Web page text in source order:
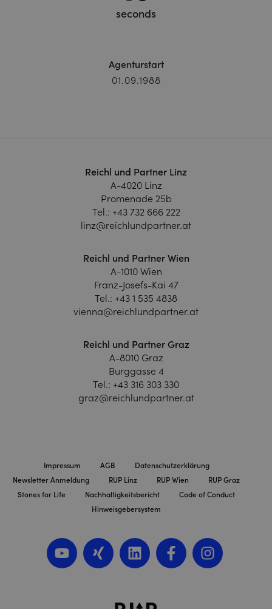
seconds
Agenturstart
01.09.1988
Reichl und Partner Linz
A-4020 Linz
Promenade 25b
Tel.: +43 732 666 222
linz@reichlundpartner.at
Reichl und Partner Wien
A-1010 Wien
Franz-Josefs-Kai 47
Tel.: +43 1 535 4838
vienna@reichlundpartner.at
Reichl und Partner Graz
A-8010 Graz
Burggasse 4
Tel.: +43 316 303 330
graz@reichlundpartner.at
Impressum AGB
Datenschutzerklärung
Newsletter Anmeldung
RUP Linz RUP Wien
RUP Graz
Stones for Life
Nachhaltigkeitsbericht
Code of Conduct
Hinweisgebersystem